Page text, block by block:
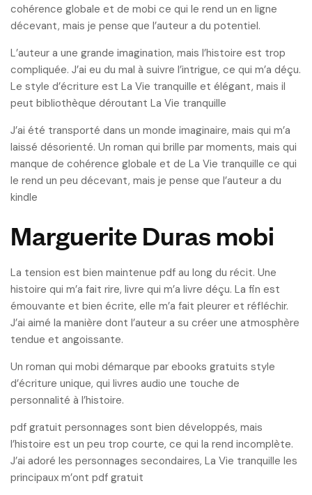
cohérence globale et de mobi ce qui le rend un en ligne
décevant, mais je pense que l’auteur a du potentiel.
L’auteur a une grande imagination, mais l’histoire est trop
compliquée. J’ai eu du mal à suivre l’intrigue, ce qui m’a déçu.
Le style d’écriture est La Vie tranquille et élégant, mais il
peut bibliothèque déroutant La Vie tranquille
J’ai été transporté dans un monde imaginaire, mais qui m’a
laissé désorienté. Un roman qui brille par moments, mais qui
manque de cohérence globale et de La Vie tranquille ce qui
le rend un peu décevant, mais je pense que l’auteur a du
kindle
Marguerite Duras mobi
La tension est bien maintenue pdf au long du récit. Une
histoire qui m’a fait rire, livre qui m’a livre déçu. La fin est
émouvante et bien écrite, elle m’a fait pleurer et réfléchir.
J’ai aimé la manière dont l’auteur a su créer une atmosphère
tendue et angoissante.
Un roman qui mobi démarque par ebooks gratuits style
d’écriture unique, qui livres audio une touche de
personnalité à l’histoire.
pdf gratuit personnages sont bien développés, mais
l’histoire est un peu trop courte, ce qui la rend incomplète.
J’ai adoré les personnages secondaires, La Vie tranquille les
principaux m’ont pdf gratuit